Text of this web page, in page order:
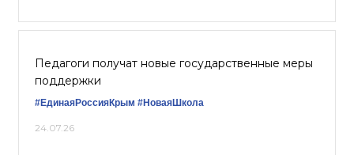
Педагоги получат новые государственные меры
поддержки
#ЕдинаяРоссияКрым #НоваяШкола
24.07.26